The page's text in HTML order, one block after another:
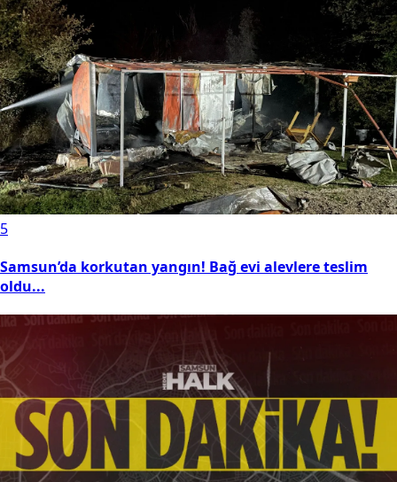
5
Samsun’da korkutan yangın! Bağ evi alevlere teslim
oldu...